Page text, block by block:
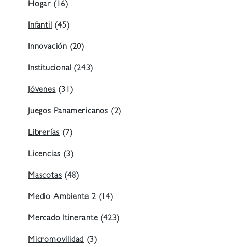
Hogar (16)
Infantil(45)
Innovación (20)
Institucional(243)
Jóvenes(31)
Juegos Panamericanos (2)
Librerías(7)
Licencias(3)
Mascotas(48)
Medio Ambiente 2(14)
Mercado Itinerante(423)
Micromovilidad(3)